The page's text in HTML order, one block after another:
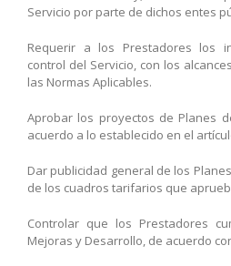
Servicio por parte de dichos entes
Requerir a los Prestadores los
control del Servicio, con los
las Normas Aplicables.
Aprobar los proyectos de Planes
acuerdo a lo establecido en el
Dar publicidad general de los
de los cuadros tarifarios que
Controlar que los Prestadores
Mejoras y Desarrollo, de acuerdo